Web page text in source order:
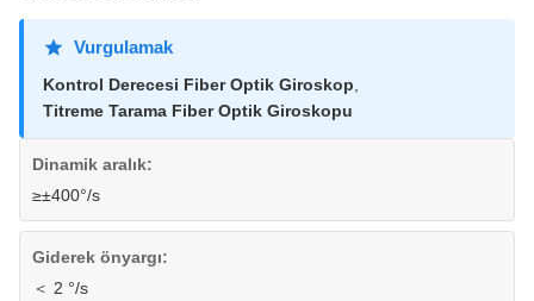
Vurgulamak
Kontrol Derecesi Fiber Optik Giroskop
Titreme Tarama Fiber Optik Giroskopu
Dinamik aralık:
≥±400°/s
Giderek önyargı:
＜ 2 °/s